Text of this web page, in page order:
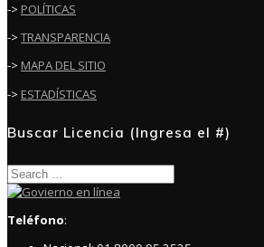
-> POLÍTICAS
-> TRANSPARENCIA
-> MAPA DEL SITIO
-> ESTADÍSTICAS
Buscar Licencia (Ingresa el #)
Search
for:
Teléfono: